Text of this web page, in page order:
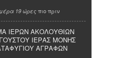
19 ώρες πιο πριν
ΙΕΡΩΝ ΑΚΟΛΟΥΘΙΩΝ
ΙΕΡΑΣ ΜΟΝΗΣ
ΑΓΡΑΦΩΝ